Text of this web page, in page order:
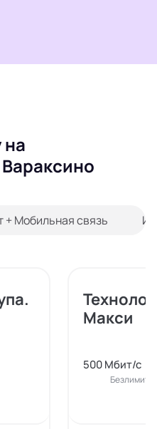
на
+ Мобильная связь
Макси
500 Мбит/с